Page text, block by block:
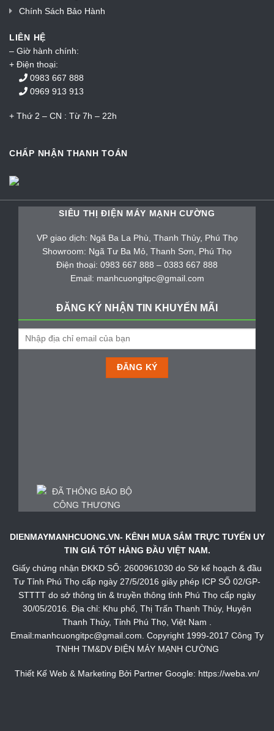
Chính Sách Bảo Hành
LIÊN HỆ
– Giờ hành chính:
+ Điện thoại:
0983 667 888
0969 913 913
+ Thứ 2 – CN : Từ 7h – 22h
CHẤP NHẬN THANH TOÁN
SIÊU THỊ ĐIỆN MÁY MẠNH CƯỜNG
VP giao dịch: Ngã Ba La Phù, Thanh Thủy, Phú Thọ
Showroom: Ngã Tư Ba Mỏ, Thanh Sơn, Phú Thọ
Điện thoại: 0983 667 888 – 0383 667 888
Email: manhcuongitpc@gmail.com
ĐĂNG KÝ NHẬN TIN KHUYẾN MÃI
DIENMAYMANHCUONG.VN- KÊNH MUA SẮM TRỰC TUYẾN UY
TIN GIÁ TỐT HÀNG ĐẦU VIỆT NAM.
Giấy chứng nhận ĐKKD SỐ: 2600961030 do Sở kế hoạch & đầu
Tư Tỉnh Phú Thọ cấp ngày 27/5/2016 giây phép ICP SỐ 02/GP-
STTTT do sở thông tin & truyền thông tỉnh Phú Thọ cấp ngày
30/05/2016. Địa chỉ: Khu phố, Thị Trấn Thanh Thủy, Huyện
Thanh Thủy, Tỉnh Phú Thọ, Việt Nam .
Email:manhcuongitpc@gmail.com. Copyright 1999-2017 Công Ty
TNHH TM&DV ĐIỆN MÁY MẠNH CƯỜNG
Thiết Kế Web & Marketing Bởi Partner Google: https://weba.vn/